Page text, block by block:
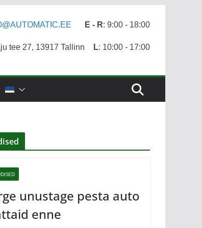
tee 27, 13917 Tallinn
E - R: 9:00 - 18:00
L: 10:00 - 17:00
unustage pesta auto
enne